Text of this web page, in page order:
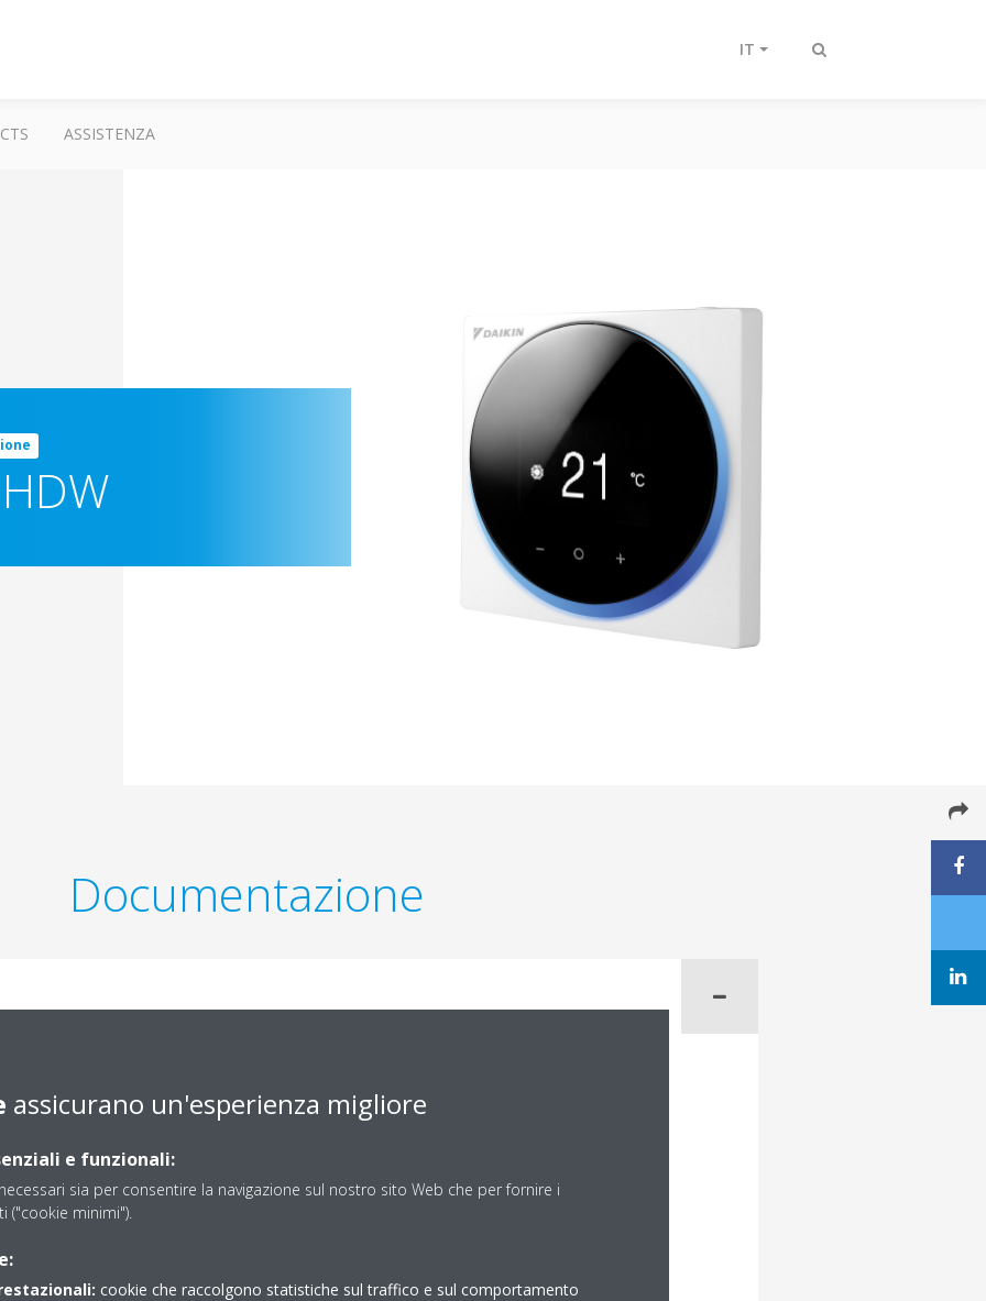
Attiva/disattiva
IT
ASSISTENZA
Documentazione
Catalogue_ECPIT23-720A_Italian
Catalogue_ECPIT20-786_Italian
catalogue_ECPIT20-722_Italian
assicurano un'esperienza migliore
e funzionali:
sia per consentire la navigazione sul nostro sito Web che per fornire i
("cookie minimi").
cookie che raccolgono statistiche sul traffico e sul comportamento